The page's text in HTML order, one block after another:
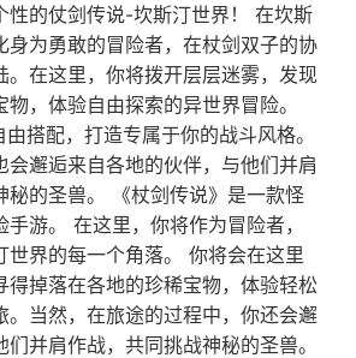
性的仗剑传说-坎斯汀世界！ 在坎斯
身为勇敢的冒险者，在杖剑双子的协
。在这里，你将拨开层层迷雾，发现
，体验自由探索的异世界冒险。
搭配，打造专属于你的战斗风格。
会邂逅来自各地的伙伴，与他们并肩
秘的圣兽。 《杖剑传说》是一款怪
游。 在这里，你将作为冒险者，
世界的每一个角落。 你将会在这里
得掉落在各地的珍稀宝物，体验轻松
。当然，在旅途的过程中，你还会邂
并肩作战，共同挑战神秘的圣兽。